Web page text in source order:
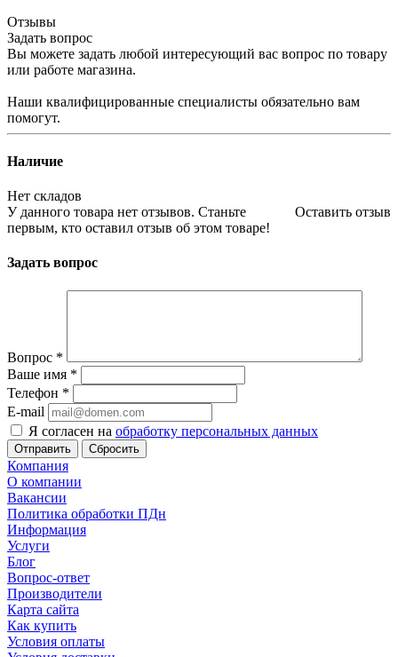
Отзывы
Задать вопрос
Вы можете задать любой интересующий вас вопрос по товару
или работе магазина.
Наши квалифицированные специалисты обязательно вам
помогут.
Наличие
Нет складов
Оставить отзыв
У данного товара нет отзывов. Станьте
первым, кто оставил отзыв об этом товаре!
Задать вопрос
Вопрос *
Ваше имя *
Телефон *
E-mail
Я согласен на обработку персональных данных
Сбросить
Компания
О компании
Вакансии
Политика обработки ПДн
Информация
Услуги
Блог
Вопрос-ответ
Производители
Карта сайта
Как купить
Условия оплаты